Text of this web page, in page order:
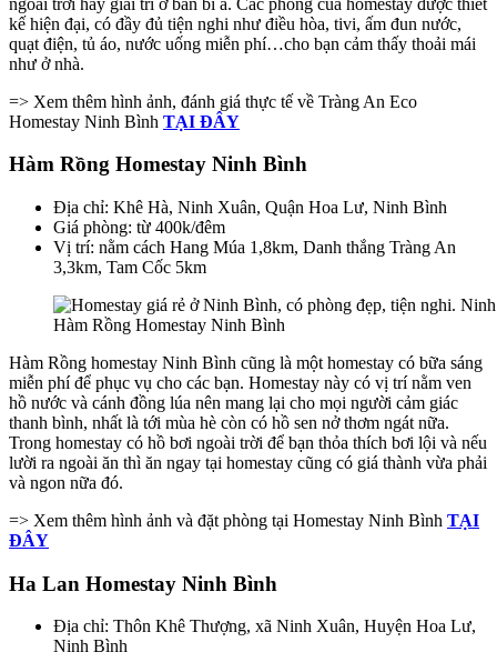
kế hiện đại, có đầy đủ tiện nghi như điều hòa, tivi, ấm đun nước,
quạt điện, tủ áo, nước uống miễn phí…cho bạn cảm thấy thoải mái
như ở nhà.
=> Xem thêm hình ảnh, đánh giá thực tế về Tràng An Eco
Homestay Ninh Bình TẠI ĐÂY
Hàm Rồng Homestay Ninh Bình
Địa chỉ: Khê Hà, Ninh Xuân, Quận Hoa Lư, Ninh Bình
Giá phòng: từ 400k/đêm
Vị trí: nằm cách Hang Múa 1,8km, Danh thắng Tràng An
3,3km, Tam Cốc 5km
Hàm Rồng Homestay Ninh Bình
Hàm Rồng homestay Ninh Bình cũng là một homestay có bữa sáng
miễn phí để phục vụ cho các bạn. Homestay này có vị trí nằm ven
hồ nước và cánh đồng lúa nên mang lại cho mọi người cảm giác
thanh bình, nhất là tới mùa hè còn có hồ sen nở thơm ngát nữa.
Trong homestay có hồ bơi ngoài trời để bạn thỏa thích bơi lội và nếu
lười ra ngoài ăn thì ăn ngay tại homestay cũng có giá thành vừa phải
và ngon nữa đó.
=> Xem thêm hình ảnh và đặt phòng tại Homestay Ninh Bình TẠI
ĐÂY
Ha Lan Homestay Ninh Bình
Địa chỉ: Thôn Khê Thượng, xã Ninh Xuân, Huyện Hoa Lư,
Ninh Bình